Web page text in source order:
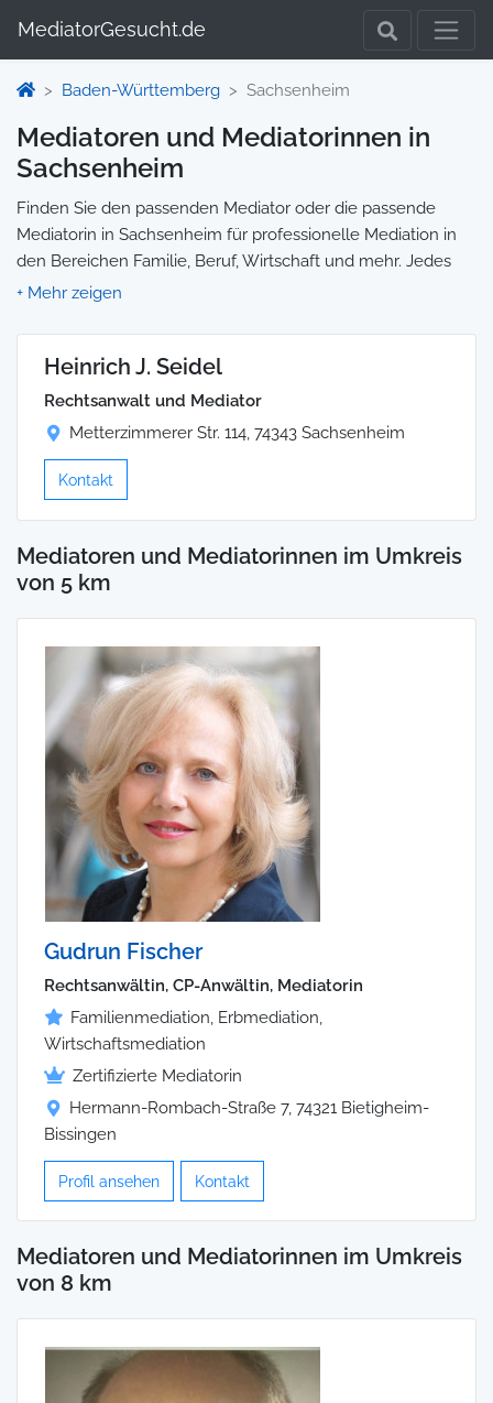
MediatorGesucht.de
Baden-Württemberg Sachsenheim
Mediatoren und Mediatorinnen in
Sachsenheim
Finden Sie den passenden Mediator oder die passende
Mediatorin in Sachsenheim für professionelle Mediation in
den Bereichen Familie, Beruf, Wirtschaft und mehr. Jedes
Profil enthält Informationen zu Qualifikationen und
Ihre Mediation auswählen und direkt kontaktieren können.
Wir selbst vermitteln keine Mediationen, sondern stellen die
Plattform zur Verfügung, um Ihnen die Suche zu erleichtern.
Heinrich J. Seidel
Rechtsanwalt und Mediator
Metterzimmerer Str. 114, 74343 Sachsenheim
Kontakt
Mediatoren und Mediatorinnen im Umkreis
von 5 km
Gudrun Fischer
Rechtsanwältin, CP-Anwältin, Mediatorin
Familienmediation, Erbmediation,
Wirtschaftsmediation
Zertifizierte Mediatorin
Hermann-Rombach-Straße 7, 74321 Bietigheim-
Bissingen
Profil ansehen Kontakt
Mediatoren und Mediatorinnen im Umkreis
von 8 km